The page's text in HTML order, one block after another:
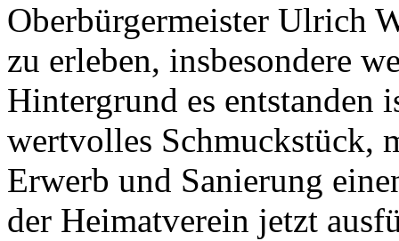
Oberbürgermeister Ulrich
zu erleben, insbesondere
Hintergrund es entstanden
wertvolles Schmuckstück,
Erwerb und Sanierung
der Heimatverein jetzt